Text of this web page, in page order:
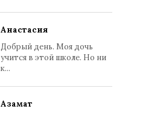
Анастасия
Добрый день. Моя дочь
учится в этой школе. Но ни
к...
Азамат